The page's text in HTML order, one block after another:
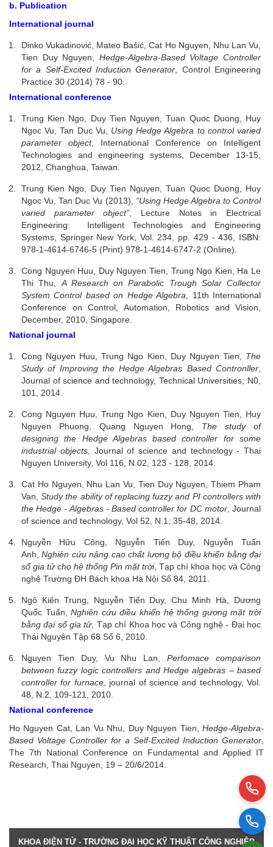
b. Publication
International journal
Dinko Vukadinović, Mateo Bašić, Cat Ho Nguyen, Nhu Lan Vu,
Tien Duy Nguyen, Hedge-Algebra-Based Voltage Controller
for a Self-Excited Induction Generator , Control Engineering
Practice 30 (2014) 78 - 90.
International conference
Trung Kien Ngo, Duy Tien Nguyen, Tuan Quoc Duong, Huy
Ngoc Vu, Tan Duc Vu, Using Hedge Algebra to control varied
parameter object, International Conference on Intelligent
Technologies and engineering systems, December 13-15,
2012, Changhua, Taiwan.
Trung Kien Ngo, Duy Tien Nguyen, Tuan Quoc Duong, Huy
Ngoc Vu, Tan Duc Vu (2013), “Using Hedge Algebra to Control
varied parameter object” , Lecture Notes in Electrical
Engineering: Intelligent Technologies and Engineering
Systems, Springer New York, Vol. 234, pp. 429 - 436, ISBN:
978-1-4614-6746-5 (Print) 978-1-4614-6747-2 (Online).
Cong Nguyen Huu, Duy Nguyen Tien, Trung Ngo Kien, Ha Le
Thi Thu, A Research on Parabolic Trough Solar Collector
System Control based on Hedge Algebra , 11th International
Conference on Control, Automation, Robotics and Vision,
December, 2010, Singapore.
National journal
Cong Nguyen Huu, Trung Ngo Kien, Duy Nguyen Tien, The
Study of Improving the Hedge Algebras Based Contronller
Journal of science and technology, Technical Universities, N0,
101, 2014.
Cong Nguyen Huu, Trung Ngo Kien, Duy Nguyen Tien, Huy
Nguyen Phuong, Quang Nguyen Hong, The study of
designing the Hedge Algebras based controller for some
industrial objects, Journal of science and technology - Thai
Nguyen University, Vol 116, N.02, 123 - 128, 2014.
Cat Ho Nguyen, Nhu Lan Vu, Tien Duy Nguyen, Thiem Pham
Van,Study the ability of replacing fuzzy and PI controllers with
the Hedge - Algebras - Based controller for DC motor, Journal
of science and technology, Vol 52, N.1, 35-48, 2014.
Nguyễn Hữu Công, Nguyễn Tiến Duy, Nguyễn Tuấn
Anh,Nghiên cứu nâng cao chất lượng bộ điều khiển bằng đại
số gia tử cho hệ thống Pin mặt trời, Tạp chí khoa học và Công
nghệ Trường ĐH Bách khoa Hà Nội Số 84, 2011.
Ngô Kiên Trung, Nguyễn Tiến Duy, Chu Minh Hà, Dương
Quốc Tuấn,Nghiên cứu điều khiển hệ thống gương mặt trời
bằng đại số gia tử, Tạp chí Khoa học và Công nghệ - Đại học
Thái Nguyên Tập 68 Số 6, 2010.
Nguyen Tien Duy, Vu Nhu Lan,Perfomace comparison
between fuzzy logic controllers and Hedge algebras – based
controller for furnace, journal of science and technology, Vol.
48, N.2, 109-121, 2010.
National conference
Ho Nguyen Cat, Lan Vu Nhu, Duy Nguyen Tien, Hedge-Algebra-
Based Voltage Controller for a Self-Excited Induction Generator
The 7th National Conference on Fundamental and Applied IT
Research, Thai Nguyen, 19 – 20/6/2014.
KHOA ĐIỆN TỬ - TRƯỜNG ĐẠI HỌC KỸ THUẬT CÔNG NGHIỆP